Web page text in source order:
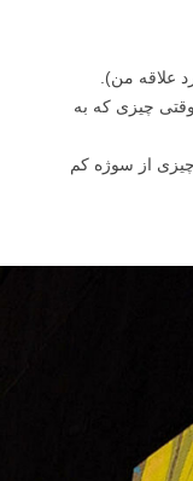
جلب کرده و بر
ها نظم را
علاقه من).
چیزی که به